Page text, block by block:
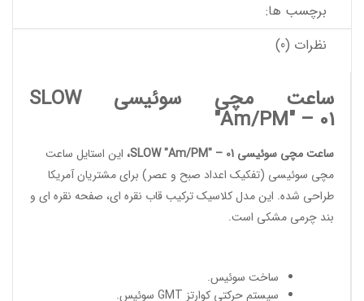
برچسب ها:
نظرات (0)
ساعت مچی سوئیسی SLOW
"Am/PM" – 01
ساعت مچی سوئیسی SLOW "Am/PM" – 01 ، این استایل ساعت
مچی سوئیسی (تفکیک اعداد صبح و عصر) برای مشتریان آمریکا
طراحی شده. این مدل کلاسیک ترکیب قاب نقره ای، صفحه نقره ای و
بند چرمی مشکی است.
ساخت سوئیس.
سیستم حرکتی کوارتز GMT سوئیس.